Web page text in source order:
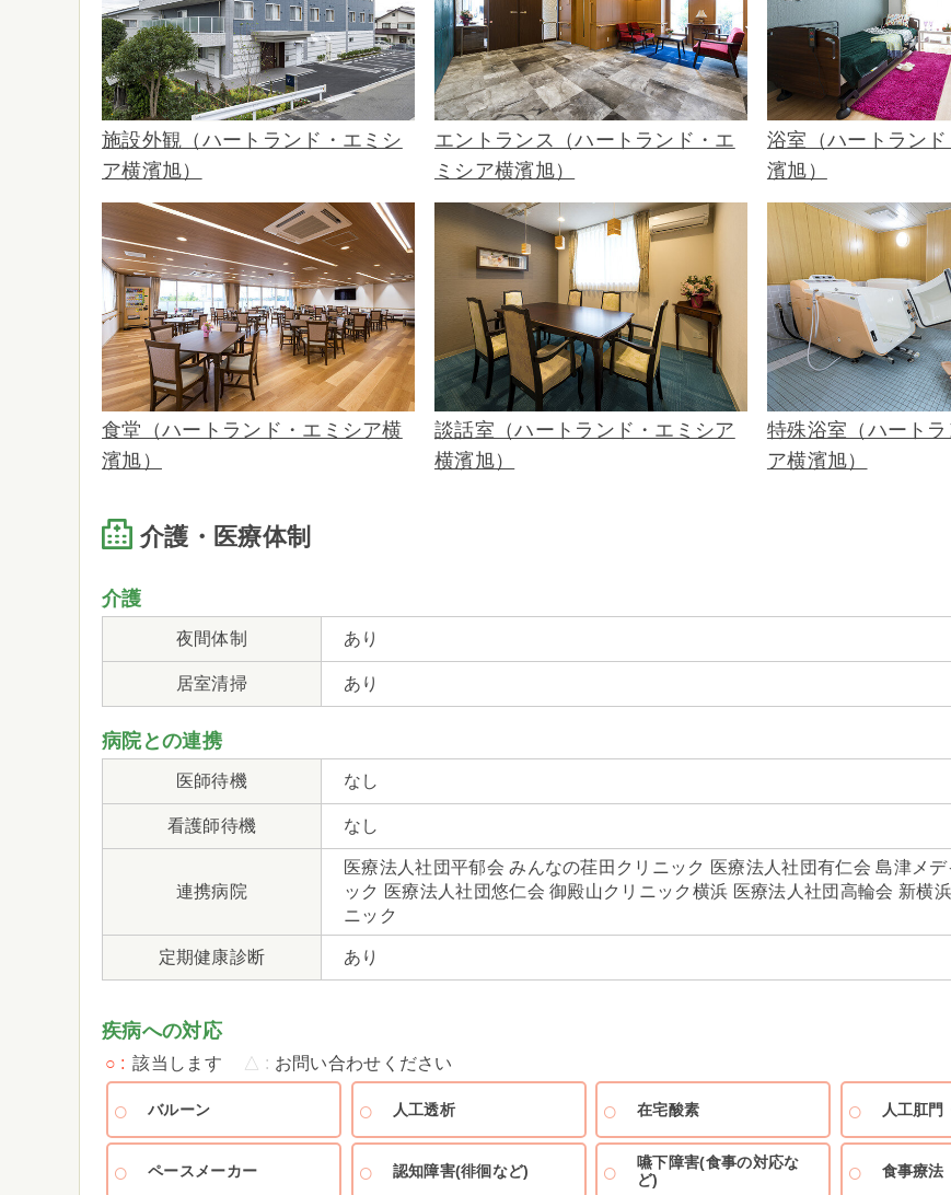
施設外観（ハートランド・エミシ
ア横濱旭）
エントランス（ハートランド・エ
ミシア横濱旭）
浴室（ハートラン
濱旭）
食堂（ハートランド・エミシア横
濱旭）
談話室（ハートランド・エミシア
横濱旭）
特殊浴室（ハート
ア横濱旭）
介護・医療体制
介護
夜間体制 あり
居室清掃 あり
病院との連携
医師待機 なし
看護師待機 なし
連携病院
医療法人社団平郁会 みんなの荏田クリニック 医療法人社団有仁会 島津メデ
ック 医療法人社団悠仁会 御殿山クリニック横浜 医療法人社団高輪会 新横
ニック
定期健康診断 あり
疾病への対応
○ 該当します △ お問い合わせください
バルーン 人工透析 在宅酸素 人工肛門
ペースメーカー 認知障害(徘徊など)
嚥下障害(食事の対応な
ど)
食事療法